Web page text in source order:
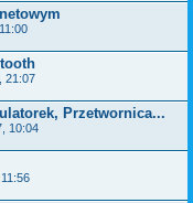
21:07
Przetwornica...
10:04